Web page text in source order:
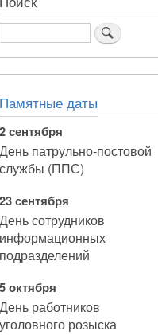
Поиск
Памятные даты
2 сентября
День патрульно-постовой
службы (ППС)
23 сентября
День сотрудников
информационных
подразделений
5 октября
День работников
уголовного розыска